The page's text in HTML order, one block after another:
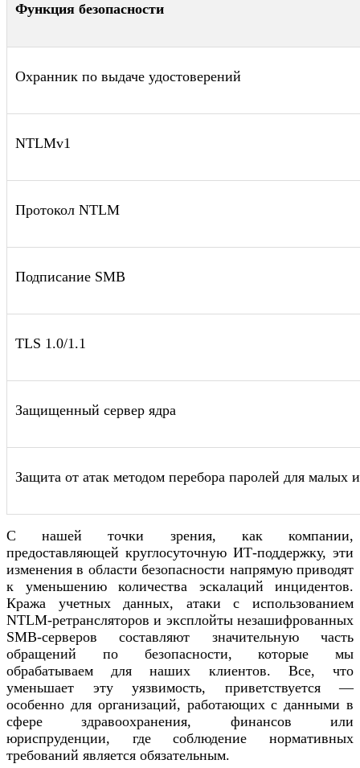
Функция безопасности
Охранник по выдаче удостоверений
NTLMv1
Протокол NTLM
Подписание SMB
TLS 1.0/1.1
Защищенный сервер ядра
Защита от атак методом перебора паролей для малых
С нашей точки зрения, как компании,
предоставляющей круглосуточную ИТ-поддержку, эти
изменения в области безопасности напрямую приводят
к уменьшению количества эскалаций инцидентов.
Кража учетных данных, атаки с использованием
NTLM-ретрансляторов и эксплойты незашифрованных
SMB-серверов составляют значительную часть
обращений по безопасности, которые мы
обрабатываем для наших клиентов. Все, что
уменьшает эту уязвимость, приветствуется —
особенно для организаций, работающих с данными в
сфере здравоохранения, финансов или
юриспруденции, где соблюдение нормативных
требований является обязательным.